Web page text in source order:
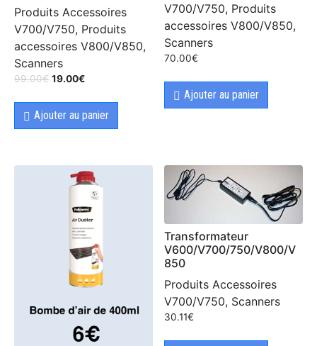
Produits Accessoires
V700/V750, Produits
accessoires V800/V850,
Scanners
99.00€ 19.00€
Ajouter au panier
V700/V750, Produits
accessoires V800/V850,
Scanners
70.00€
Ajouter au panier
Transformateur
V600/V700/750/V800/V
850
Produits Accessoires
V700/V750, Scanners
30.11€